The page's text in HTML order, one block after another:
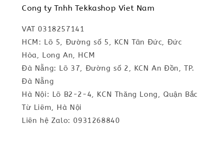
Cong ty Tnhh Tekkashop Viet Nam
VAT 0318257141
HCM: Lô 5, Đường số 5, KCN Tân Đức, Đức
Hòa, Long An, HCM
Đà Nẵng: Lô 37, Đường số 2, KCN An Đồn, TP.
Đà Nẵng
Hà Nội: Lô B2-2-4, KCN Thăng Long, Quận Bắc
Từ Liêm, Hà Nội
Liên hệ Zalo: 0931268840